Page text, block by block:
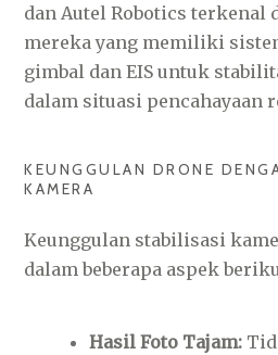
dan Autel Robotics terkenal
mereka yang memiliki
gimbal dan EIS untuk
dalam situasi pencahayaan
KEUNGGULAN DRONE
KAMERA
Keunggulan stabilisasi
dalam beberapa aspek
Hasil Foto Tajam: